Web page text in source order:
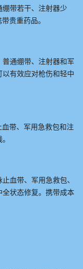
带若干、注射器少
贵重药品。
通绷带、注射器和军
有效应对枪伤和轻中
带、军用急救包和注
血带、军用急救包、
状态修复。携带成本